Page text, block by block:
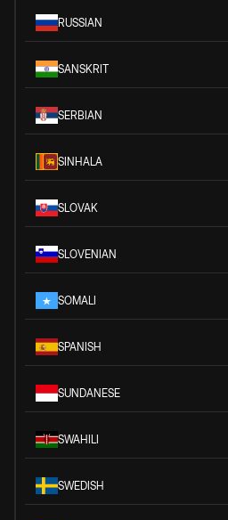
RUSSIAN
SANSKRIT
SERBIAN
SINHALA
SLOVAK
SLOVENIAN
SOMALI
SPANISH
SUNDANESE
SWAHILI
SWEDISH